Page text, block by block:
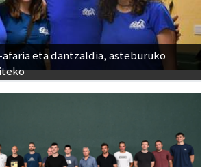
eta dantzaldia, asteburuko